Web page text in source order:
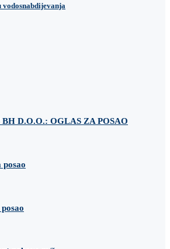
D.O.O.: OGLAS ZA POSAO
posao